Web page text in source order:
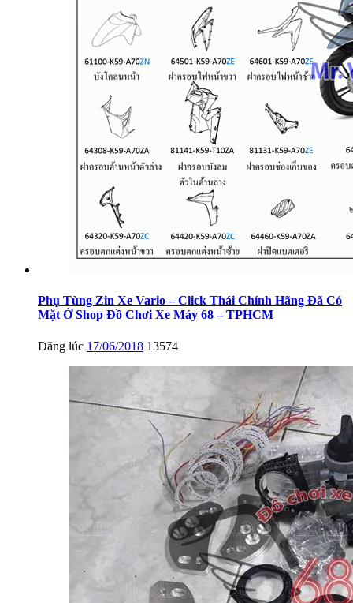
Phụ Tùng Zin Xe Vario – Click Thái Chính Hãng Đã Có
Mặt Ở Shop Đồ Chơi Xe Máy 68 – TPHCM
Đăng lúc 17/06/2018 13574